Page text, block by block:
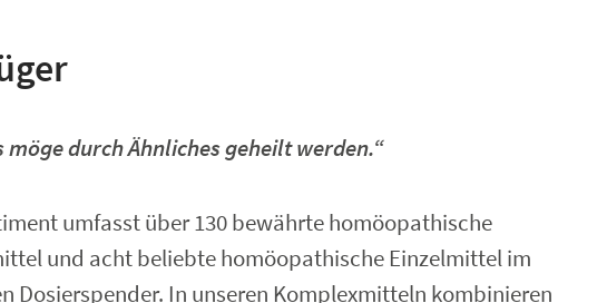
möge durch Ähnliches geheilt werden.“
umfasst über 130 bewährte homöopathische
und acht beliebte homöopathische Einzelmittel im
Dosierspender. In unseren Komplexmitteln kombinieren